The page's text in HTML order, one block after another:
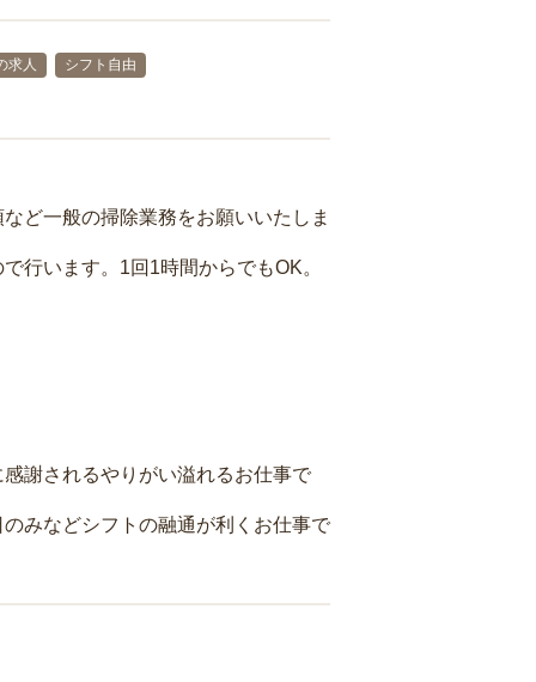
求人
シフト自由
ど一般の掃除業務をお願いいたしま
行います。1回1時間からでもOK。
謝されるやりがい溢れるお仕事で
みなどシフトの融通が利くお仕事で